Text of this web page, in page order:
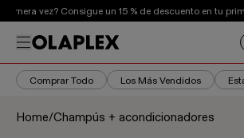
Se trata de un carrusel de anuncios
primera vez? Consigue un 15 % de descuento en tu
Menu
Comprar Todo Los Más Vendidos
Home/Champús + acondicionadores